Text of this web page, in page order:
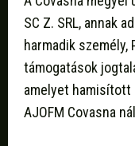
SC Z. SRL, annak
harmadik személy,
támogatások
amelyet hamisított
AJOFM Covasna